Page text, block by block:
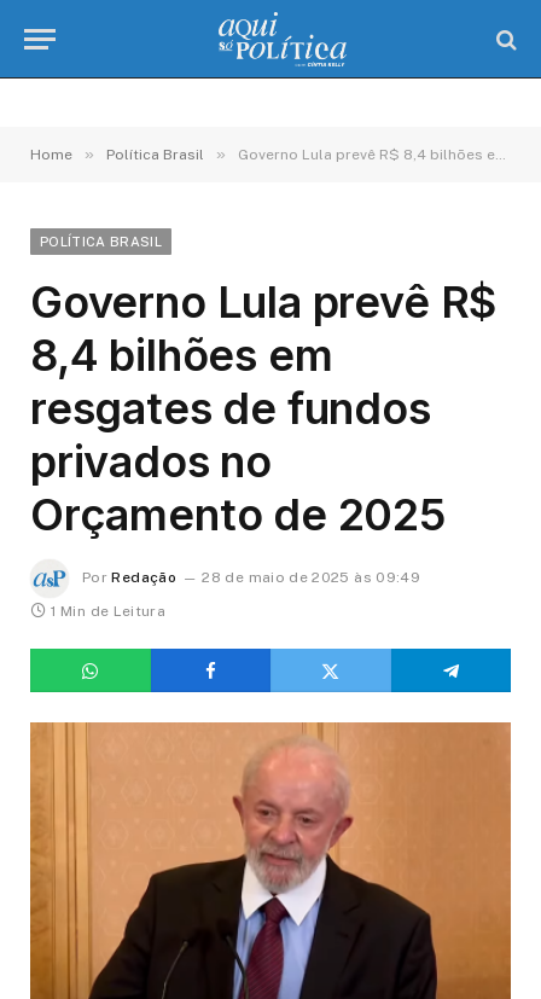
Home » Política Brasil » Governo Lula prevê R$ 8,4 bilhões em resgates de fundos privados no Orçamento de 2025
POLÍTICA BRASIL
Governo Lula prevê R$
8,4 bilhões em
resgates de fundos
privados no
Orçamento de 2025
Por Redação
28 de maio de 2025 às 09:49
1 Min de Leitura